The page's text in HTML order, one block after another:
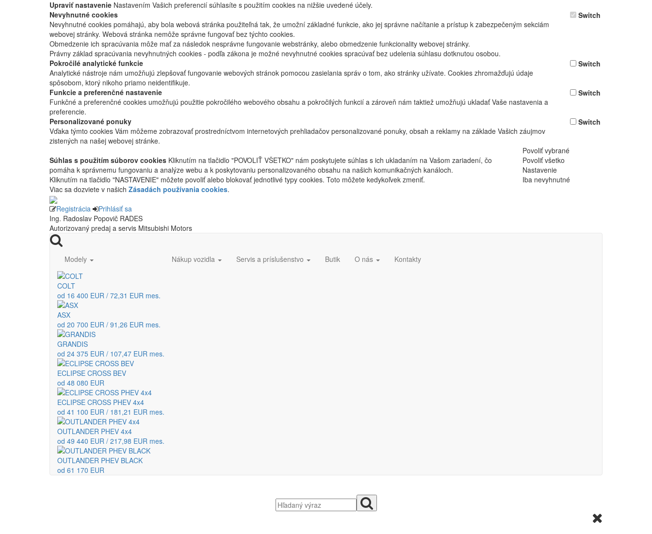
Upraviť nastavenie Nastavením Vašich preferencií súhlasíte s použitím cookies na nižšie uvedené účely.
Nevyhnutné cookies
Nevyhnutné cookies pomáhajú, aby bola webová stránka použiteľná tak, že umožní základné funkcie, ako jej správne načítanie a prístup k zabezpečeným sekciám
webovej stránky. Webová stránka nemôže správne fungovať bez týchto cookies.
Obmedzenie ich spracúvania môže mať za následok nesprávne fungovanie webstránky, alebo obmedzenie funkcionality webovej stránky.
Právny základ spracúvania nevyhnutných cookies - podľa zákona je možné nevyhnutné cookies spracúvať bez udelenia súhlasu dotknutou osobou.
Switch
Pokročilé analytické funkcie
Analytické nástroje nám umožňujú zlepšovať fungovanie webových stránok pomocou zasielania správ o tom, ako stránky užívate. Cookies zhromažďujú údaje
spôsobom, ktorý nikoho priamo neidentifikuje.
Switch
Funkcie a preferenčné nastavenie
Funkčné a preferenčné cookies umožňujú použitie pokročilého webového obsahu a pokročilých funkcií a zároveň nám taktiež umožňujú ukladať Vaše nastavenia a
preferencie.
Switch
Personalizované ponuky
Vďaka týmto cookies Vám môžeme zobrazovať prostredníctvom internetových prehliadačov personalizované ponuky, obsah a reklamy na základe Vašich záujmov
zistených na našej webovej stránke.
Switch
Povoliť vybrané
Súhlas s použitím súborov cookies Kliknutím na tlačidlo "POVOLIŤ VŠETKO" nám poskytujete súhlas s ich ukladaním na Vašom zariadení, čo
pomáha k správnemu fungovaniu a analýze webu a k poskytovaniu personalizovaného obsahu na našich komunikačných kanáloch.
Kliknutím na tlačidlo "NASTAVENIE" môžete povoliť alebo blokovať jednotlivé typy cookies. Toto môžete kedykoľvek zmeniť.
Viac sa dozviete v našich Zásadách používania cookies.
Povoliť všetko
Nastavenie
Iba nevyhnutné
Registrácia
Prihlásiť sa
Ing. Radoslav Popovič RADES
Autorizovaný predaj a servis Mitsubishi Motors
Modely
COLT
od 16 400 EUR / 72,31 EUR mes.
ASX
od 20 700 EUR / 91,26 EUR mes.
GRANDIS
od 24 375 EUR / 107,47 EUR mes.
ECLIPSE CROSS BEV
od 48 080 EUR
ECLIPSE CROSS PHEV 4x4
od 41 100 EUR / 181,21 EUR mes.
OUTLANDER PHEV 4x4
od 49 440 EUR / 217,98 EUR mes.
OUTLANDER PHEV BLACK
od 61 170 EUR
Nákup vozidla Servis a príslušenstvo Butik O nás Kontakty